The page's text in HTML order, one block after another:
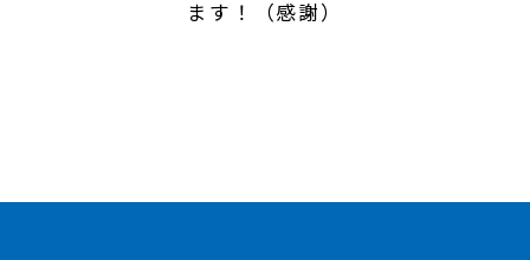
ます！（感謝）